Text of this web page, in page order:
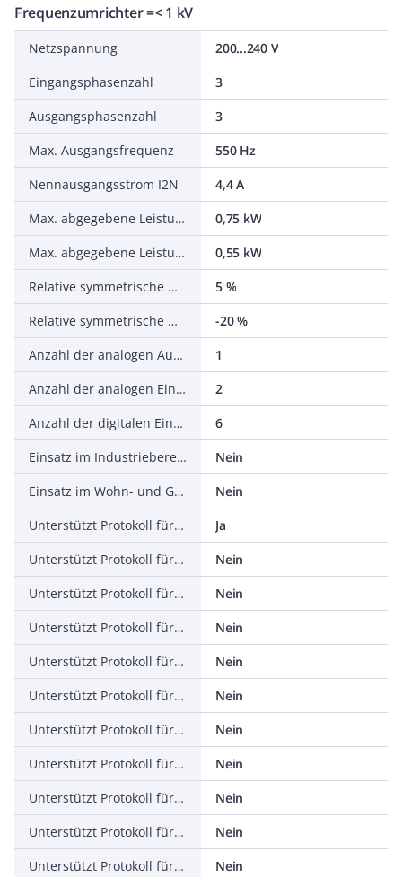
Frequenzumrichter =< 1 kV
Netzspannung
200...240 V
Eingangsphasenzahl
3
Ausgangsphasenzahl
3
Max. Ausgangsfrequenz
550 Hz
Nennausgangsstrom I2N
4,4 A
Max. abgegebene Leistung bei quadrat. Belastung bei Bemessungsausgangsspannung
0,75 kW
Max. abgegebene Leistung bei linearer Belastung bei Bemessungsausgangsspannung
0,55 kW
Relative symmetrische Netzfrequenztoleranz
5 %
Relative symmetrische Netzspannungstoleranz
-20 %
Anzahl der analogen Ausgänge
1
Anzahl der analogen Eingänge
2
Anzahl der digitalen Eingänge
6
Einsatz im Industriebereich zulässig
Nein
Einsatz im Wohn- und Gewerbebereich zulässig
Nein
Unterstützt Protokoll für TCP/IP
Ja
Unterstützt Protokoll für PROFIBUS
Nein
Unterstützt Protokoll für CAN
Nein
Unterstützt Protokoll für INTERBUS
Nein
Unterstützt Protokoll für ASI
Nein
Unterstützt Protokoll für KNX
Nein
Unterstützt Protokoll für Modbus
Nein
Unterstützt Protokoll für Data-Highway
Nein
Unterstützt Protokoll für DeviceNet
Nein
Unterstützt Protokoll für SUCONET
Nein
Unterstützt Protokoll für LON
Nein